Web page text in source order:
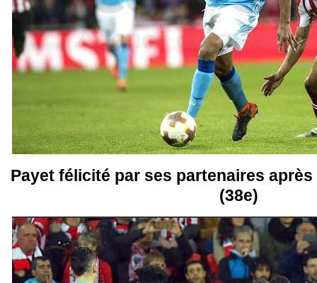
Payet félicité par ses partenaires
(38e)